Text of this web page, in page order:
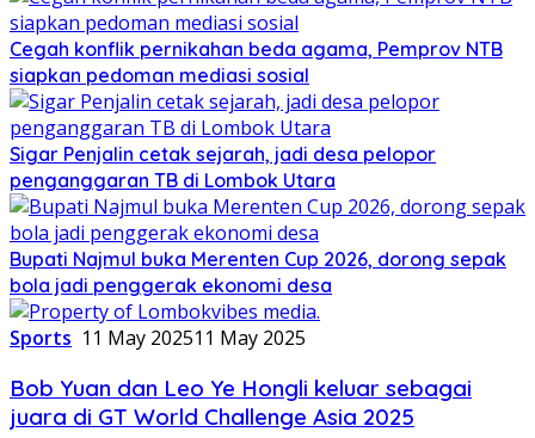
Cegah konflik pernikahan beda agama, Pemprov NTB
siapkan pedoman mediasi sosial
Sigar Penjalin cetak sejarah, jadi desa pelopor
penganggaran TB di Lombok Utara
Bupati Najmul buka Merenten Cup 2026, dorong sepak
bola jadi penggerak ekonomi desa
Sports 11 May 202511 May 2025
Bob Yuan dan Leo Ye Hongli keluar sebagai
juara di GT World Challenge Asia 2025